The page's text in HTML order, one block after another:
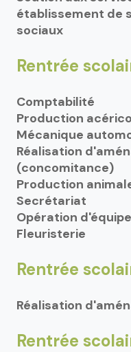
établissement de
sociaux
Rentrée
Comptabilité
Production
Mécanique
Réalisation
(concomitance)
Production
Secrétariat
Opération
Fleuristerie
Rentrée
Réalisation
Rentrée